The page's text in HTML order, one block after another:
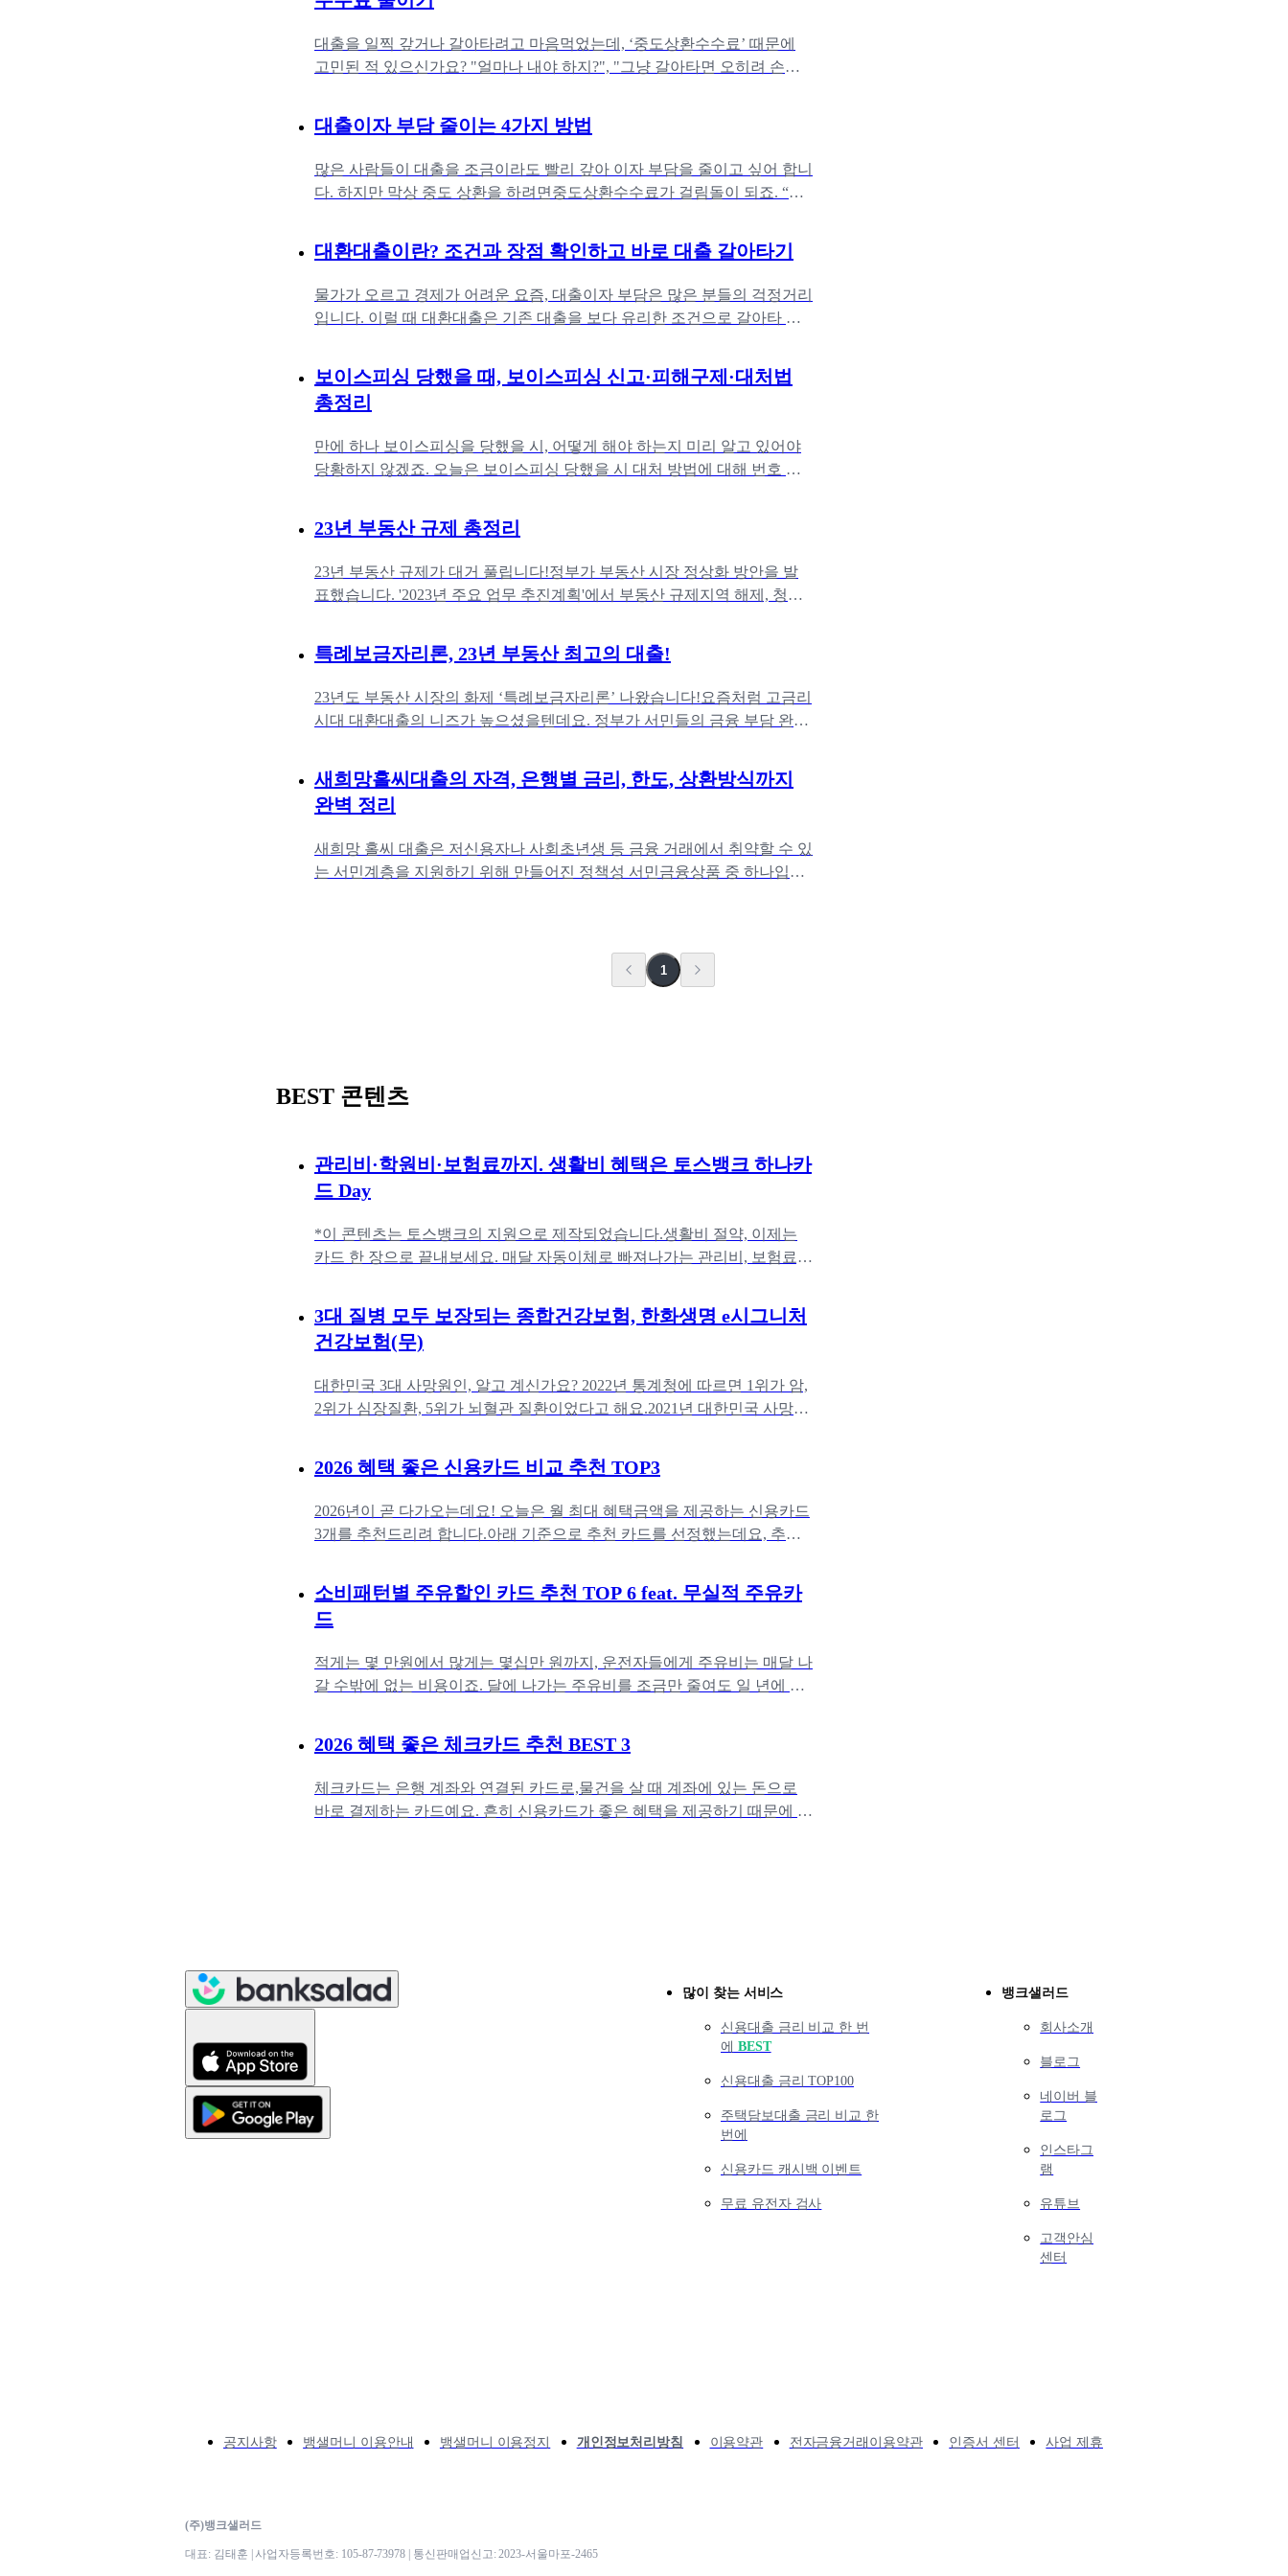
대출을 일찍 갚거나 갈아타려고 마음먹었는데, ‘중도상환수수료’ 때문에
고민된 적 있으신가요? "얼마나 내야 하지?", "그냥 갈아타면 오히려 손해
대출이자 부담 줄이는 4가지 방법
많은 사람들이 대출을 조금이라도 빨리 갚아 이자 부담을 줄이고 싶어 합니
다. 하지만 막상 중도 상환을 하려면중도상환수수료가 걸림돌이 되죠. “과
대환대출이란? 조건과 장점 확인하고 바로 대출 갈아타기
물가가 오르고 경제가 어려운 요즘, 대출이자 부담은 많은 분들의 걱정거리
입니다. 이럴 때 대환대출은 기존 대출을 보다 유리한 조건으로 갈아타 이
보이스피싱 당했을 때, 보이스피싱 신고·피해구제·대처법
총정리
만에 하나 보이스피싱을 당했을 시, 어떻게 해야 하는지 미리 알고 있어야
당황하지 않겠죠. 오늘은 보이스피싱 당했을 시 대처 방법에 대해 번호 신
23년 부동산 규제 총정리
23년 부동산 규제가 대거 풀립니다!정부가 부동산 시장 정상화 방안을 발
표했습니다. '2023년 주요 업무 추진계획'에서 부동산 규제지역 해제, 청약
특례보금자리론, 23년 부동산 최고의 대출!
23년도 부동산 시장의 화제 ‘특례보금자리론’ 나왔습니다!요즘처럼 고금리
시대 대환대출의 니즈가 높으셨을텐데요. 정부가 서민들의 금융 부담 완화
새희망홀씨대출의 자격, 은행별 금리, 한도, 상환방식까지
완벽 정리
새희망 홀씨 대출은 저신용자나 사회초년생 등 금융 거래에서 취약할 수 있
는 서민계층을 지원하기 위해 만들어진 정책성 서민금융상품 중 하나입니
1
BEST 콘텐츠
관리비·학원비·보험료까지. 생활비 혜택은 토스뱅크 하나카
드 Day
*이 콘텐츠는 토스뱅크의 지원으로 제작되었습니다.생활비 절약, 이제는
카드 한 장으로 끝내보세요. 매달 자동이체로 빠져나가는 관리비, 보험료,
3대 질병 모두 보장되는 종합건강보험, 한화생명 e시그니처
건강보험(무)
대한민국 3대 사망원인, 알고 계신가요? 2022년 통계청에 따르면 1위가 암,
2위가 심장질환, 5위가 뇌혈관 질환이었다고 해요.2021년 대한민국 사망원
2026 혜택 좋은 신용카드 비교 추천 TOP3
2026년이 곧 다가오는데요! 오늘은 월 최대 혜택금액을 제공하는 신용카드
3개를 추천드리려 합니다.아래 기준으로 추천 카드를 선정했는데요, 추천
소비패턴별 주유할인 카드 추천 TOP 6 feat. 무실적 주유카
드
적게는 몇 만원에서 많게는 몇십만 원까지, 운전자들에게 주유비는 매달 나
갈 수밖에 없는 비용이죠. 달에 나가는 주유비를 조금만 줄여도 일 년에 꽤
2026 혜택 좋은 체크카드 추천 BEST 3
체크카드는 은행 계좌와 연결된 카드로,물건을 살 때 계좌에 있는 돈으로
바로 결제하는 카드예요. 흔히 신용카드가 좋은 혜택을 제공하기 때문에 신
많이 찾는 서비스
신용대출 금리 비교 한 번
에 BEST
신용대출 금리 TOP100
주택담보대출 금리 비교 한
번에
신용카드 캐시백 이벤트
무료 유전자 검사
뱅크샐러드
회사소개
블로그
네이버 블
로그
인스타그
램
유튜브
고객안심
센터
공지사항 뱅샐머니 이용안내 뱅샐머니 이용정지 개인정보처리방침 이용약관 전자금융거래이용약관 인증서 센터 사업 제휴
(주)뱅크샐러드
대표: 김태훈 | 사업자등록번호: 105-87-73978 | 통신판매업신고: 2023-서울마포-2465